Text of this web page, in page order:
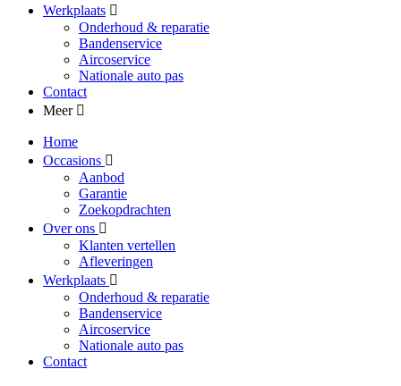
Werkplaats
Onderhoud & reparatie
Bandenservice
Aircoservice
Nationale auto pas
Contact
Meer
Home
Occasions
Aanbod
Garantie
Zoekopdrachten
Over ons
Klanten vertellen
Afleveringen
Werkplaats
Onderhoud & reparatie
Bandenservice
Aircoservice
Nationale auto pas
Contact